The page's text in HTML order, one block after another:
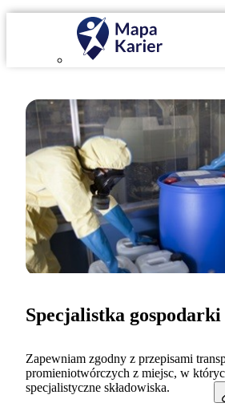
Zapewniam zgodny z przepisami
promieniotwórczych z miejsc, w
specjalistyczne składowiska.